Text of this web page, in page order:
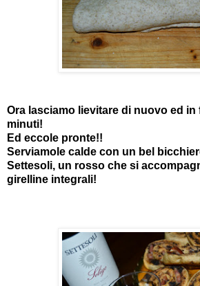
Ora lasciamo lievitare di nuovo ed in
minuti!
Ed eccole pronte!!
Serviamole calde con un bel
Settesoli, un rosso che si
girelline integrali!